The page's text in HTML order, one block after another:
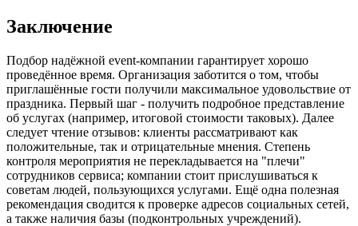
Заключение
Подбор надёжной event-компании гарантирует хорошо
проведённое время. Организация заботится о том, чтобы
приглашённые гости получили максимальное удовольствие от
праздника. Первый шаг - получить подробное представление
об услугах (например, итоговой стоимости таковых). Далее
следует чтение отзывов: клиенты рассматривают как
положительные, так и отрицательные мнения. Степень
контроля мероприятия не перекладывается на "плечи"
сотрудников сервиса; компании стоит прислушиваться к
советам людей, пользующихся услугами. Ещё одна полезная
рекомендация сводится к проверке адресов социальных сетей,
а также наличия базы (подконтрольных учреждений).